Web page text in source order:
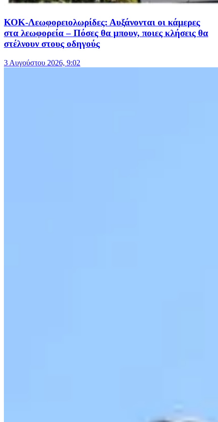
ΚΟΚ-Λεωφορειολωρίδες: Αυξάνονται οι κάμερες
στα λεωφορεία – Πόσες θα μπουν, ποιες κλήσεις θα
στέλνουν στους οδηγούς
3 Αυγούστου 2026, 9:02